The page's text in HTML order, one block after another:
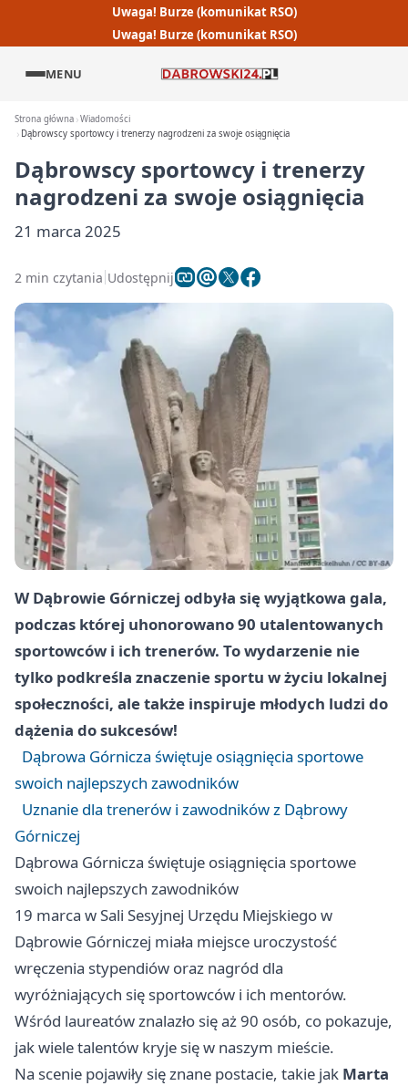
Uwaga! Burze (komunikat RSO)
Uwaga! Burze (komunikat RSO)
MENU
Strona główna Wiadomości
Dąbrowscy sportowcy i trenerzy nagrodzeni za swoje osiągnięcia
Dąbrowscy sportowcy i trenerzy
nagrodzeni za swoje osiągnięcia
21 marca 2025
2 min czytania Udostępnij
W Dąbrowie Górniczej odbyła się wyjątkowa gala,
podczas której uhonorowano 90 utalentowanych
sportowców i ich trenerów. To wydarzenie nie
tylko podkreśla znaczenie sportu w życiu lokalnej
społeczności, ale także inspiruje młodych ludzi do
dążenia do sukcesów!
Dąbrowa Górnicza świętuje osiągnięcia sportowe
swoich najlepszych zawodników
Uznanie dla trenerów i zawodników z Dąbrowy
Górniczej
Dąbrowa Górnicza świętuje osiągnięcia sportowe
swoich najlepszych zawodników
19 marca w Sali Sesyjnej Urzędu Miejskiego w
Dąbrowie Górniczej miała miejsce uroczystość
wręczenia stypendiów oraz nagród dla
wyróżniających się sportowców i ich mentorów.
Wśród laureatów znalazło się aż 90 osób, co pokazuje,
jak wiele talentów kryje się w naszym mieście.
Na scenie pojawiły się znane postacie, takie jak Marta